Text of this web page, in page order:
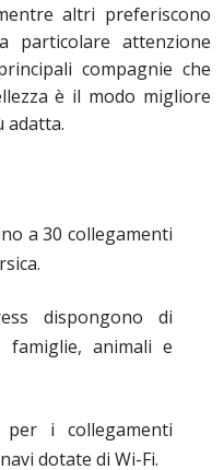
altri preferiscono
particolare attenzione
compagnie che
è il modo migliore
adatta.
a 30 collegamenti
dispongono di
famiglie, animali e
i collegamenti
dotate di Wi-Fi.